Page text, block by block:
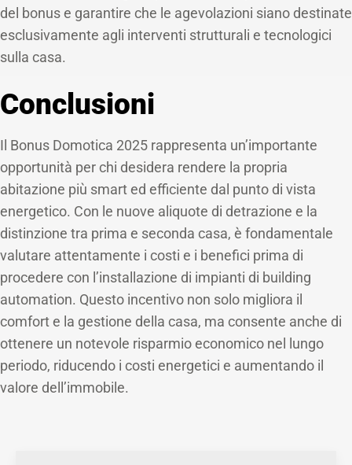
del bonus e garantire che le agevolazioni siano destinate
esclusivamente agli interventi strutturali e tecnologici
sulla casa.
Conclusioni
Il Bonus Domotica 2025 rappresenta un’importante
opportunità per chi desidera rendere la propria
abitazione più smart ed efficiente dal punto di vista
energetico. Con le nuove aliquote di detrazione e la
distinzione tra prima e seconda casa, è fondamentale
valutare attentamente i costi e i benefici prima di
procedere con l’installazione di impianti di building
automation. Questo incentivo non solo migliora il
comfort e la gestione della casa, ma consente anche di
ottenere un notevole risparmio economico nel lungo
periodo, riducendo i costi energetici e aumentando il
valore dell’immobile.